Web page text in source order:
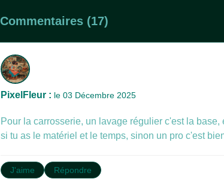
Commentaires (17)
PixelFleur : le 03 Décembre 2025
Pour la carrosserie, un lavage régulier c'est la
si tu as le matériel et le temps, sinon un pro c'est
J'aime Répondre